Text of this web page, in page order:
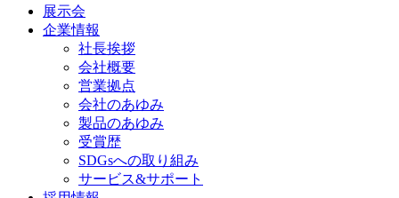
展示会
企業情報
社長挨拶
会社概要
営業拠点
会社のあゆみ
製品のあゆみ
受賞歴
SDGsへの取り組み
サービス&サポート